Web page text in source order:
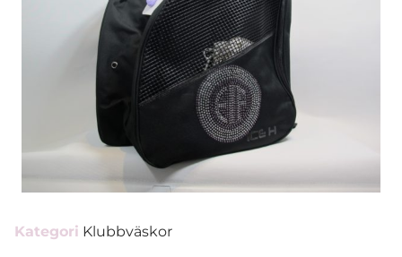
Kategori Klubbväskor